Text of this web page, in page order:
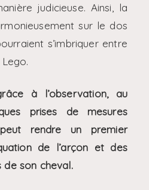
judicieuse. Ainsi, la
sur le dos
s’imbriquer entre
à l’observation, au
prises de mesures
rendre un premier
de l’arçon et des
de son cheval.